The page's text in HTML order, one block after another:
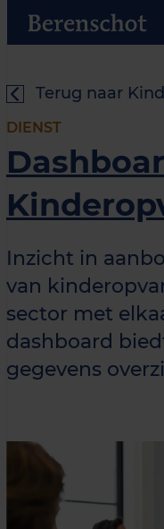
Terug naar
DIENST
Inzicht in
van
sector met
dashboard
gegevens